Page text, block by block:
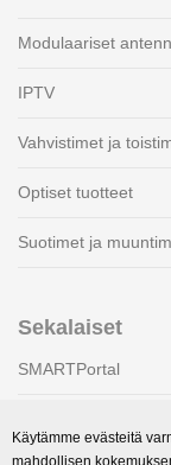
Modulaariset
IPTV
Vahvistimet ja
Optiset tuotteet
Suotimet ja
Sekalaiset
SMARTPortal
Käytämme evästeitä